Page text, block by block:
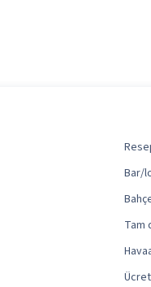
Bar/
Tam